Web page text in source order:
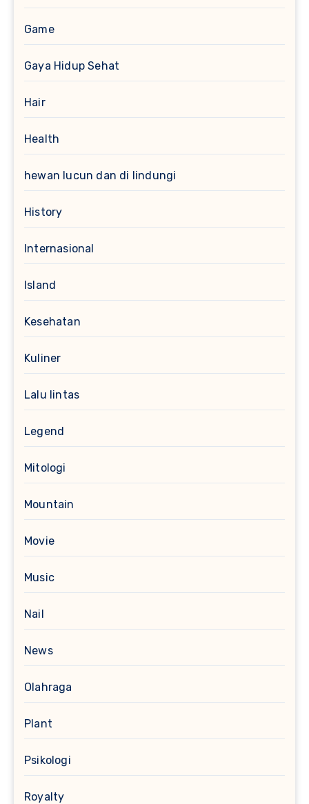
Game
Gaya Hidup Sehat
Hair
Health
hewan lucun dan di lindungi
History
Internasional
Island
Kesehatan
Kuliner
Lalu lintas
Legend
Mitologi
Mountain
Movie
Music
Nail
News
Olahraga
Plant
Psikologi
Royalty